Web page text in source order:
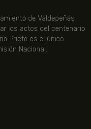
de Valdepeñas
los actos del centenario
Prieto es el único
Nacional.